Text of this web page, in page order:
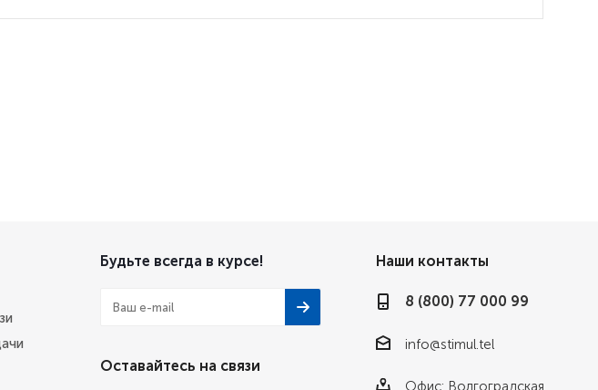
Будьте всегда в курсе!
Оставайтесь на связи
Наши контакты
8 (800) 77 000 99
info@stimul.tel
Офис: Волгоградская